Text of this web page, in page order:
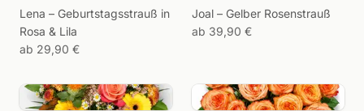
Lena – Geburtstagsstrauß in
Rosa & Lila
ab 29,90 €
Joal – Gelber Rosenstrauß
ab 39,90 €